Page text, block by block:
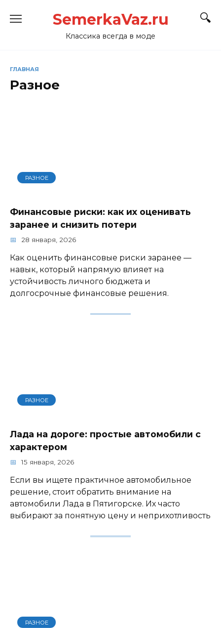
SemerkaVaz.ru
Классика всегда в моде
ГЛАВНАЯ
Разное
РАЗНОЕ
Финансовые риски: как их оценивать
заранее и снизить потери
28 января, 2026
Как оценить финансовые риски заранее —
навык, который напрямую влияет на
устойчивость личного бюджета и
долгосрочные финансовые решения.
РАЗНОЕ
Лада на дороге: простые автомобили с
характером
15 января, 2026
Если вы ищете практичное автомобильное
решение, стоит обратить внимание на
автомобили Лада в Пятигорске. Их часто
выбирают за понятную цену и неприхотливость
РАЗНОЕ